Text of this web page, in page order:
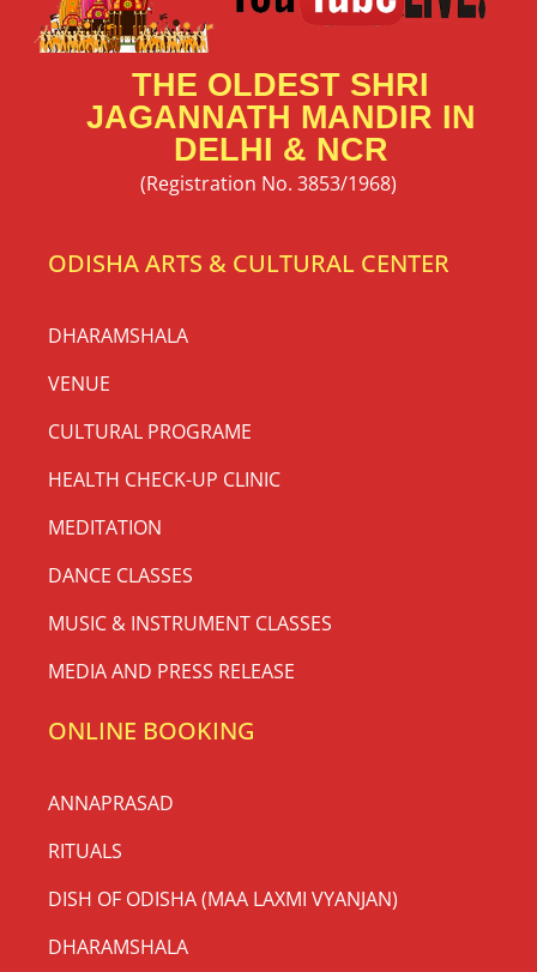
THE OLDEST SHRI
JAGANNATH MANDIR IN
DELHI & NCR
(Registration No. 3853/1968)
ODISHA ARTS & CULTURAL CENTER
DHARAMSHALA
VENUE
CULTURAL PROGRAME
HEALTH CHECK-UP CLINIC
MEDITATION
DANCE CLASSES
MUSIC & INSTRUMENT CLASSES
MEDIA AND PRESS RELEASE
ONLINE BOOKING
ANNAPRASAD
RITUALS
DISH OF ODISHA (MAA LAXMI VYANJAN)
DHARAMSHALA